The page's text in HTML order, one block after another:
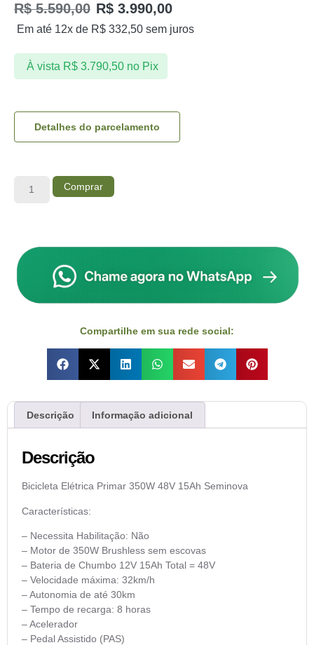
R$5.590,00 R$ 3.990,00
Em até 12x de R$ 332,50 sem juros
À vista R$3.790,50 no Pix
Detalhes do parcelamento
Comprar
Compartilhe em sua rede social:
Descrição Informação adicional
Descrição
Bicicleta Elétrica Primar 350W 48V 15Ah Seminova
Características:
– Necessita Habilitação: Não
– Motor de 350W Brushless sem escovas
– Bateria de Chumbo 12V 15Ah Total = 48V
– Velocidade máxima: 32km/h
– Autonomia de até 30km
– Tempo de recarga: 8 horas
– Acelerador
– Pedal Assistido (PAS)